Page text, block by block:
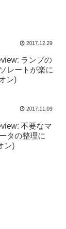
2017.12.29
ランプの
レートが楽に
ン)
2017.11.09
不要なマ
タの整理に
ン)